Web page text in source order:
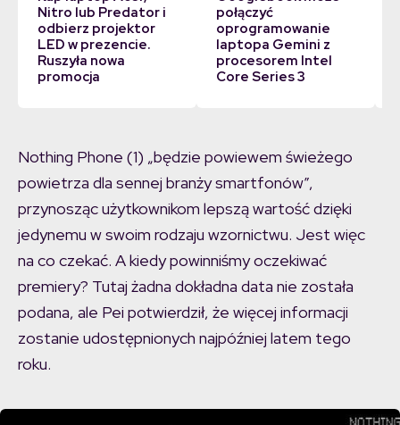
Nitro lub Predator i
odbierz projektor
LED w prezencie.
Ruszyła nowa
promocja
połączyć
oprogramowanie
laptopa Gemini z
procesorem Intel
Core Series 3
Nothing Phone (1) „będzie powiewem świeżego
powietrza dla sennej branży smartfonów”,
przynosząc użytkownikom lepszą wartość dzięki
jedynemu w swoim rodzaju wzornictwu. Jest więc
na co czekać. A kiedy powinniśmy oczekiwać
premiery? Tutaj żadna dokładna data nie została
podana, ale Pei potwierdził, że więcej informacji
zostanie udostępnionych najpóźniej latem tego
roku.